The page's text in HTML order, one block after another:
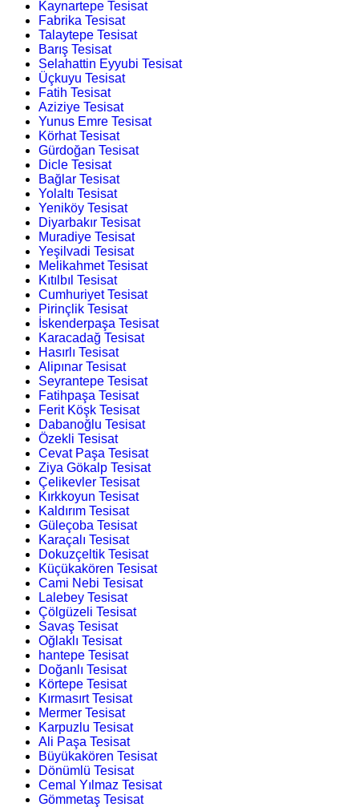
Kaynartepe Tesisat
Fabrika Tesisat
Talaytepe Tesisat
Barış Tesisat
Selahattin Eyyubi Tesisat
Üçkuyu Tesisat
Fatih Tesisat
Aziziye Tesisat
Yunus Emre Tesisat
Körhat Tesisat
Gürdoğan Tesisat
Dicle Tesisat
Bağlar Tesisat
Yolaltı Tesisat
Yeniköy Tesisat
Diyarbakır Tesisat
Muradiye Tesisat
Yeşilvadi Tesisat
Melikahmet Tesisat
Kıtılbıl Tesisat
Cumhuriyet Tesisat
Pirinçlik Tesisat
İskenderpaşa Tesisat
Karacadağ Tesisat
Hasırlı Tesisat
Alipınar Tesisat
Seyrantepe Tesisat
Fatihpaşa Tesisat
Ferit Köşk Tesisat
Dabanoğlu Tesisat
Özekli Tesisat
Cevat Paşa Tesisat
Ziya Gökalp Tesisat
Çelikevler Tesisat
Kırkkoyun Tesisat
Kaldırım Tesisat
Güleçoba Tesisat
Karaçalı Tesisat
Dokuzçeltik Tesisat
Küçükakören Tesisat
Cami Nebi Tesisat
Lalebey Tesisat
Çölgüzeli Tesisat
Savaş Tesisat
Oğlaklı Tesisat
hantepe Tesisat
Doğanlı Tesisat
Körtepe Tesisat
Kırmasırt Tesisat
Mermer Tesisat
Karpuzlu Tesisat
Ali Paşa Tesisat
Büyükakören Tesisat
Dönümlü Tesisat
Cemal Yılmaz Tesisat
Gömmetaş Tesisat